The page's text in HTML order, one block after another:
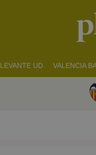
LEVANTE UD VALENCIA